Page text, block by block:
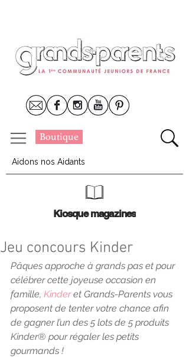
Boutique
Aidons nos Aidants
Kiosque magazines
Jeu concours Kinder
Pâques approche à grands pas et pour
célébrer cette joyeuse occasion en
famille, Kinder et Grands-Parents vous
proposent de tenter votre chance afin
de gagner l’un des 5 lots de 5 produits
Kinder® pour régaler les petits
gourmands !